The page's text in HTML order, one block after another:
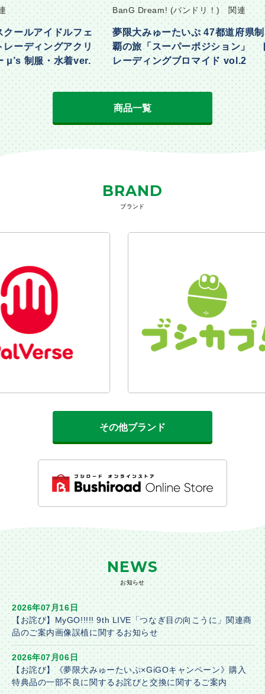
ルフェ
アクリ
着ver.
BanG Dream! (バンドリ！) 関連
夢限大みゅーたいぷ 47都道府県制
覇の旅「スーパーポジション」 ト
レーディングブロマイド vol.2
ラブラ
ラブラ
スティ
んアク
商品一覧
BRAND
ブランド
その他ブランド
NEWS
お知らせ
2026年07月16日
【お詫び】MyGO!!!!! 9th LIVE「つなぎ目の向こうに」関連商
品のご案内画像誤植に関するお知らせ
2026年07月06日
【お詫び】《夢限大みゅーたいぷ×GiGOキャンペーン》購入
特典品の一部不良に関するお詫びと交換に関するご案内